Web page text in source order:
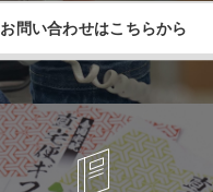
お問い合わせはこちらから